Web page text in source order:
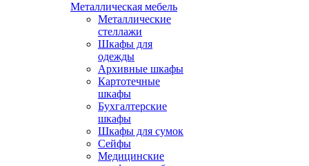
Металлическая мебель
Металлические
стеллажи
Шкафы для
одежды
Архивные шкафы
Картотечные
шкафы
Бухгалтерские
шкафы
Шкафы для сумок
Сейфы
Медицинские